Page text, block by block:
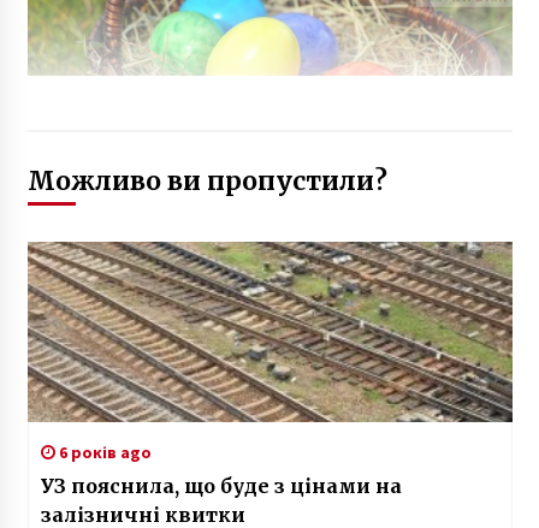
Можливо ви пропустили?
6 років ago
УЗ пояснила, що буде з цінами на
залізничні квитки